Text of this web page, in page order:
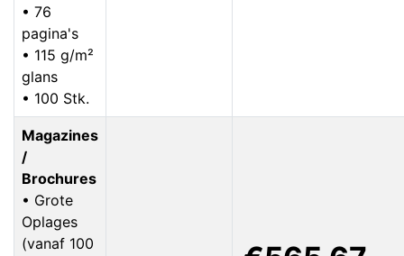
• 76
pagina's
• 115 g/m²
glans
• 100 Stk.
Magazines
/
Brochures
• Grote
Oplages
(vanaf 100